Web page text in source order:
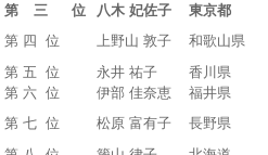
第 三 位
八木 妃佐子 東京都
第 四 位
上野山 敦子 和歌山県
第 五 位
永井 祐子 香川県
第 六 位
伊部 佳奈恵 福井県
第 七 位
松原 富有子 長野県